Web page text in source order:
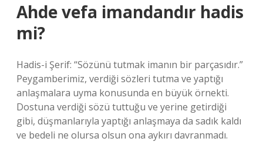
Ahde vefa imandandır hadis
mi?
Hadis-i Şerif: “Sözünü tutmak imanın bir parçasıdır.”
Peygamberimiz, verdiği sözleri tutma ve yaptığı
anlaşmalara uyma konusunda en büyük örnekti.
Dostuna verdiği sözü tuttuğu ve yerine getirdiği
gibi, düşmanlarıyla yaptığı anlaşmaya da sadık kaldı
ve bedeli ne olursa olsun ona aykırı davranmadı.